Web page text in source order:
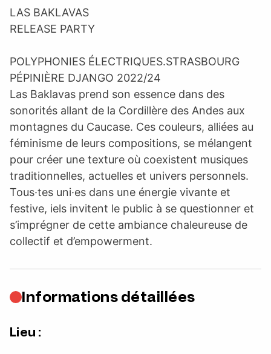
LAS BAKLAVAS
RELEASE PARTY
POLYPHONIES ÉLECTRIQUES.STRASBOURG
PÉPINIÈRE DJANGO 2022/24
Las Baklavas prend son essence dans des
sonorités allant de la Cordillère des Andes aux
montagnes du Caucase. Ces couleurs, alliées au
féminisme de leurs compositions, se mélangent
pour créer une texture où coexistent musiques
traditionnelles, actuelles et univers personnels.
Tous·tes uni·es dans une énergie vivante et
festive, iels invitent le public à se questionner et
s’imprégner de cette ambiance chaleureuse de
collectif et d’empowerment.
Informations détaillées
Lieu :